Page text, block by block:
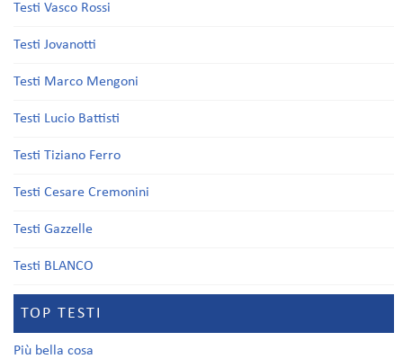
Testi Vasco Rossi
Testi Jovanotti
Testi Marco Mengoni
Testi Lucio Battisti
Testi Tiziano Ferro
Testi Cesare Cremonini
Testi Gazzelle
Testi BLANCO
TOP TESTI
Più bella cosa